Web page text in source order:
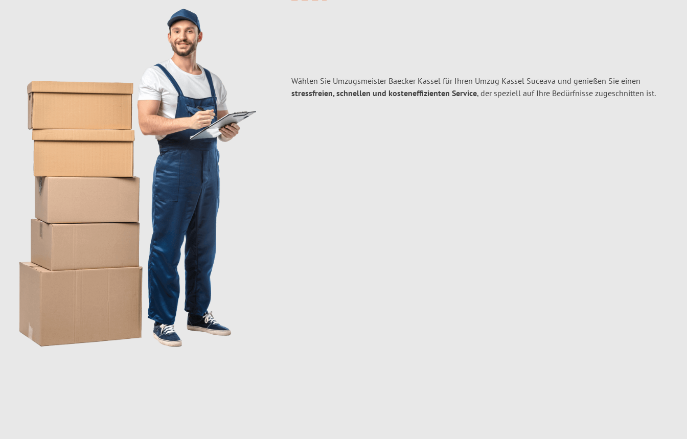
Wählen Sie Umzugsmeister Baecker Kassel für Ihren Umzug Kassel Suceava und genießen Sie einen
stressfreien, schnellen und kosteneffizienten Service, der speziell auf Ihre Bedürfnisse zugeschnitten ist.